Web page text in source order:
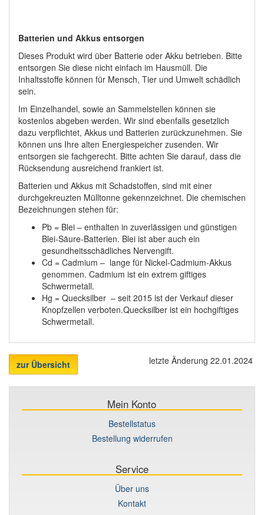
Batterien und Akkus entsorgen
Dieses Produkt wird über Batterie oder Akku betrieben. Bitte
entsorgen Sie diese nicht einfach im Hausmüll. Die
Inhaltsstoffe können für Mensch, Tier und Umwelt schädlich
sein.
Im Einzelhandel, sowie an Sammelstellen können sie
kostenlos abgeben werden. Wir sind ebenfalls gesetzlich
dazu verpflichtet, Akkus und Batterien zurückzunehmen. Sie
können uns Ihre alten Energiespeicher zusenden. Wir
entsorgen sie fachgerecht. Bitte achten Sie darauf, dass die
Rücksendung ausreichend frankiert ist.
Batterien und Akkus mit Schadstoffen, sind mit einer
durchgekreuzten Mülltonne gekennzeichnet. Die chemischen
Bezeichnungen stehen für:
Pb = Blei – enthalten in zuverlässigen und günstigen
Blei-Säure-Batterien. Blei ist aber auch ein
gesundheitsschädliches Nervengift.
Cd = Cadmium – lange für Nickel-Cadmium-Akkus
genommen. Cadmium ist ein extrem giftiges
Schwermetall.
Hg = Quecksilber – seit 2015 ist der Verkauf dieser
Knopfzellen verboten.Quecksilber ist ein hochgiftiges
Schwermetall.
zur Übersicht letzte Änderung 22.01.2024
Mein Konto
Bestellstatus
Bestellung widerrufen
Service
Über uns
Kontakt